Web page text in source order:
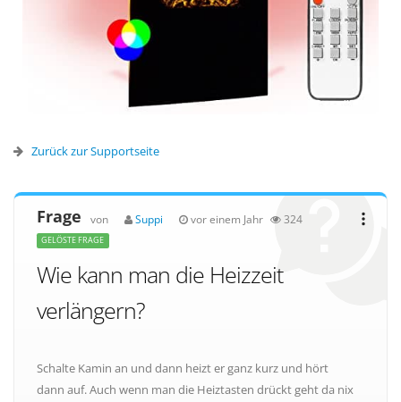
Zurück zur Supportseite
Frage von Suppi vor einem Jahr 324
GELÖSTE FRAGE
Wie kann man die Heizzeit
verlängern?
Schalte Kamin an und dann heizt er ganz kurz und hört
dann auf. Auch wenn man die Heiztasten drückt geht da nix